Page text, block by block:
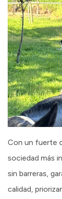
Con un fuerte
sociedad más
sin barreras,
calidad,